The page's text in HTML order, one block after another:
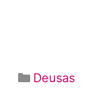
Categorias
Deusas